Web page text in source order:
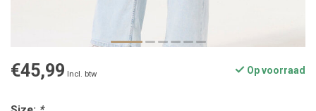
€45,99 Incl. btw Op voorraad